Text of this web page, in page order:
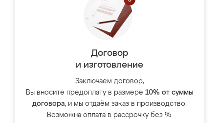
Договор
и изготовление
Заключаем договор,
Вы вносите предоплату в размере 10% от суммы
договора, и мы отдаём заказ в производство.
Возможна оплата в рассрочку без %.